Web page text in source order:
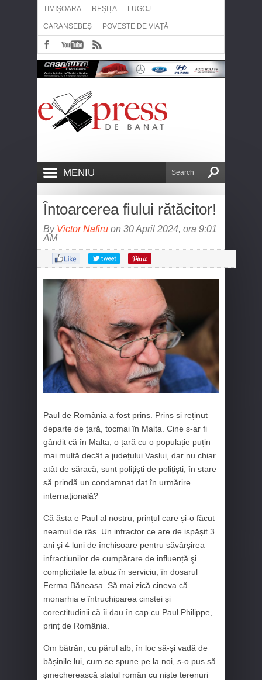
TIMIȘOARA REȘIȚA LUGOJ
CARANSEBEȘ POVESTE DE VIAȚĂ
MENIU
Întoarcerea fiului rătăcitor!
By Victor Nafiru on 30 April 2024, ora 9:01
AM
Paul de România a fost prins. Prins și reținut
departe de țară, tocmai în Malta. Cine s-ar fi
gândit că în Malta, o țară cu o populație puțin
mai multă decât a județului Vaslui, dar nu chiar
atât de săracă, sunt polițiști de polițiști, în stare
să prindă un condamnat dat în urmărire
internațională?
Că ăsta e Paul al nostru, prințul care și-o făcut
neamul de râs. Un infractor ce are de ispășit 3
ani și 4 luni de închisoare pentru săvârşirea
infracțiunilor de cumpărare de influență şi
complicitate la abuz în serviciu, în dosarul
Ferma Băneasa. Să mai zică cineva că
monarhia e întruchiparea cinstei și
corectitudinii că îi dau în cap cu Paul Philippe,
prinț de România.
Om bătrân, cu părul alb, în loc să-și vadă de
bășinile lui, cum se spune pe la noi, s-o pus să
șmecherească statul român cu niște terenuri